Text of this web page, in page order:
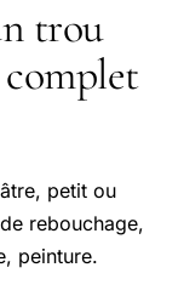
trou
petit ou
rebouchage,
peinture.